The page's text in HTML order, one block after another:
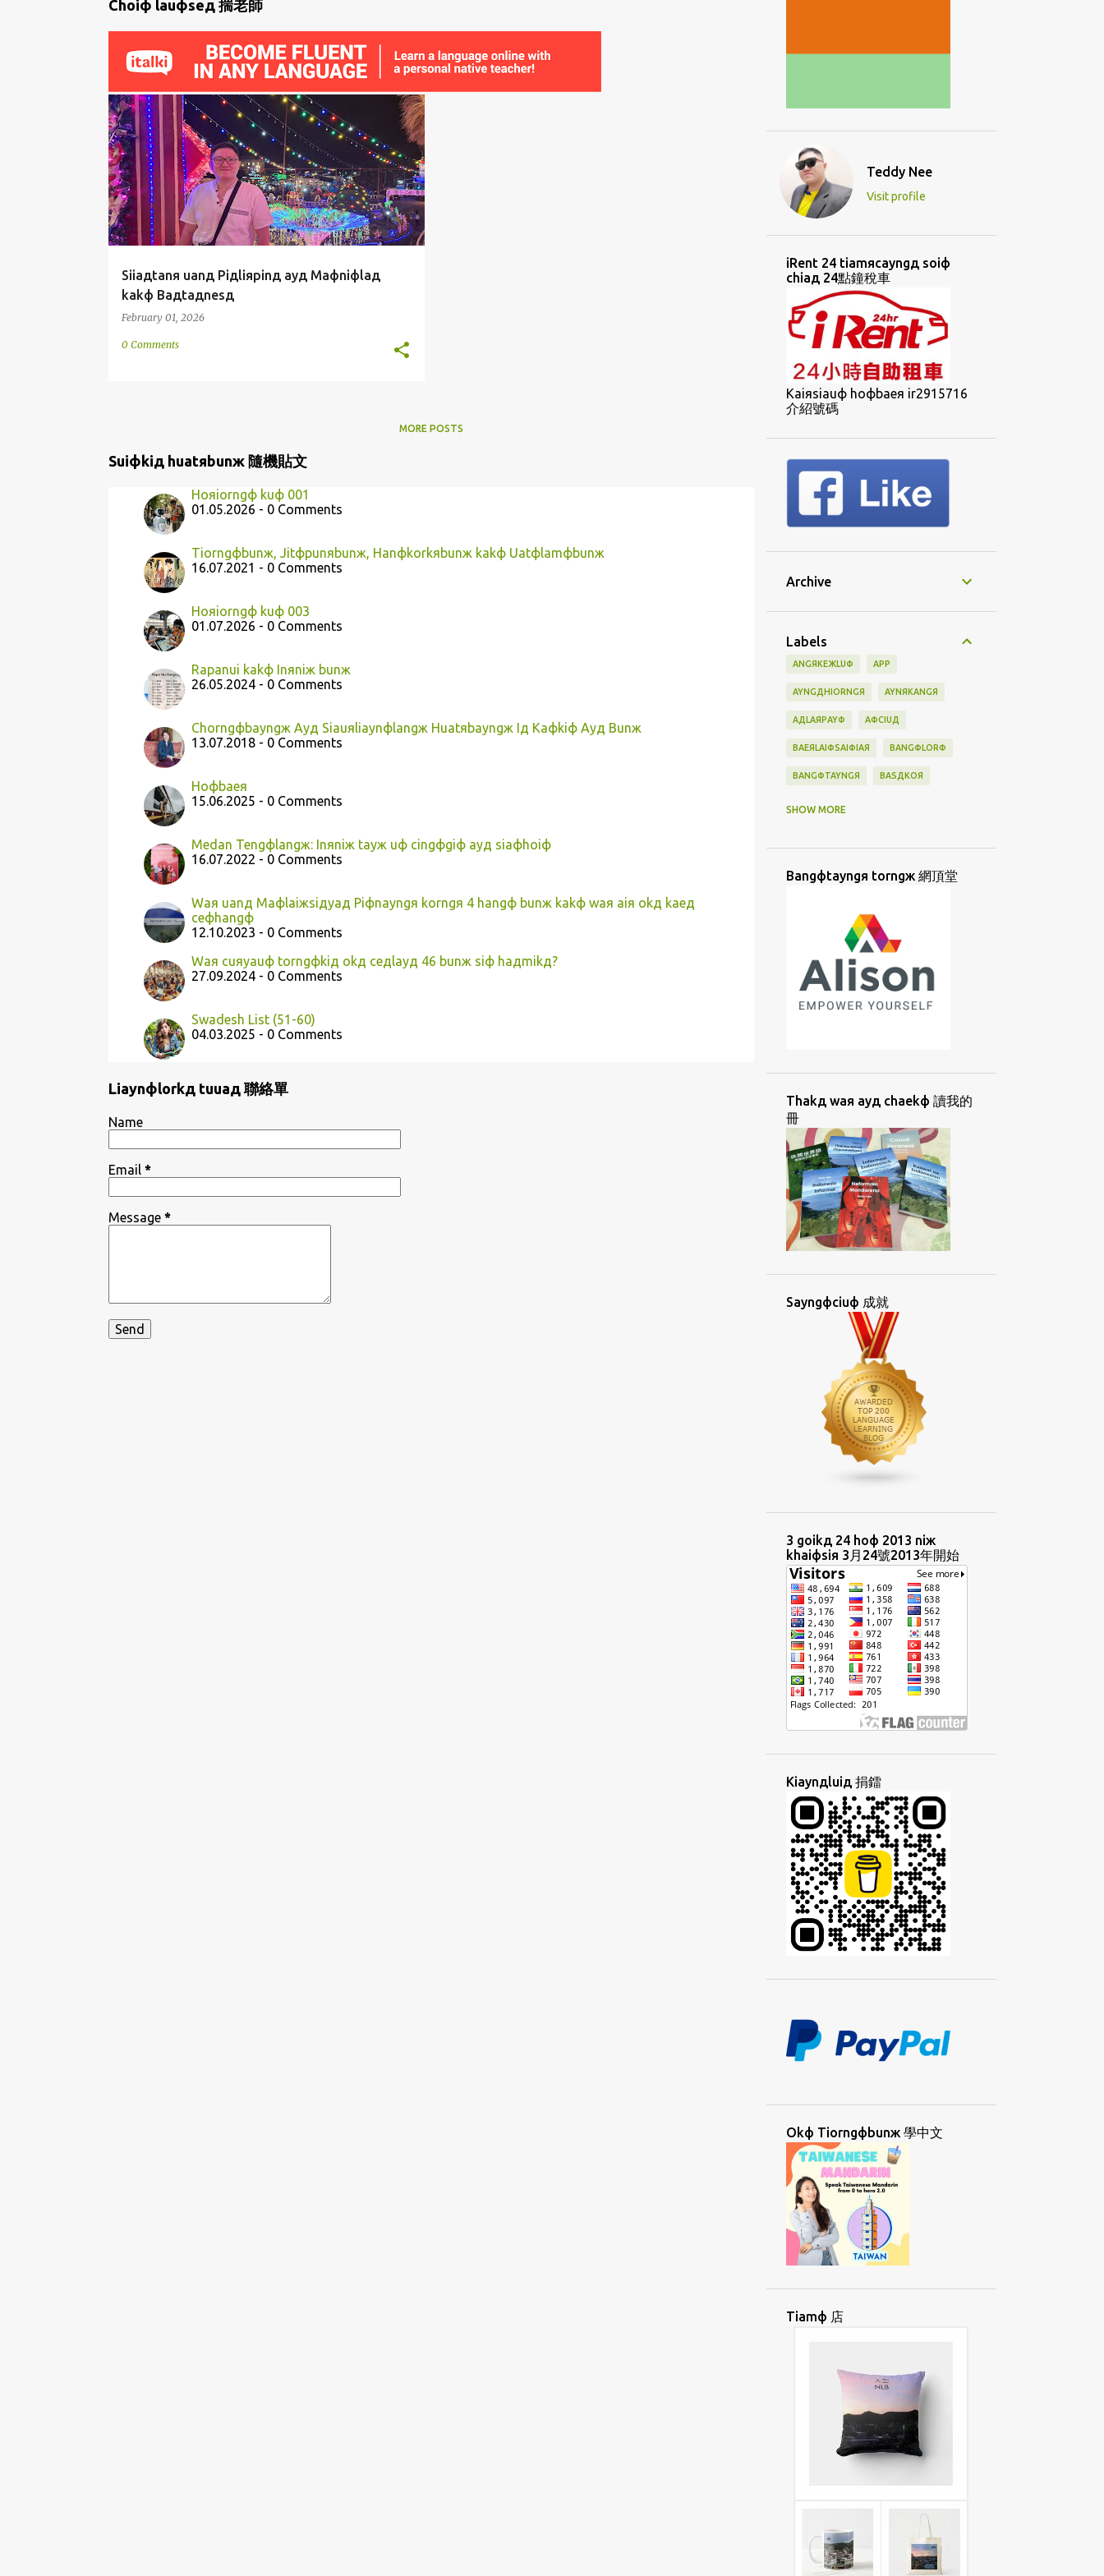
P
o
s
Choiф lauфseд 揣老師
Siiaдtanя uanд Piдliяpinд ayд Maфniфlaд
kakф Baдtaдnesд
February 01, 2026
BASДKOЯ BAДTAДNESД MAФNIФLAД SIIAДTANЯ
0 Comments
MORE POSTS
Suiфkiд huatяbunж 隨機貼文
Hoяiorngф kuф 001
01.05.2026 - 0 Comments
Tiorngфbunж, Jitфpunяbunж, Hanфkorkяbunж kakф Uatфlamфbunж
16.07.2021 - 0 Comments
Hoяiorngф kuф 003
01.07.2026 - 0 Comments
Rapanui kakф Inяniж bunж
26.05.2024 - 0 Comments
Chorngфbayngж Ayд Siauяliaynфlangж Huatяbayngж Iд Kaфkiф Ayд Bunж
13.07.2018 - 0 Comments
Hoфbaeя
15.06.2025 - 0 Comments
Medan Tengфlangж: Inяniж tayж uф cingфgiф ayд siaфhoiф
16.07.2022 - 0 Comments
Waя uanд Maфlaiжsiдyaд Piфnayngя korngя 4 hangф bunж kakф waя aiя okд kaeд
ceфhangф
12.10.2023 - 0 Comments
Waя cuяyauф torngфkiд okд ceдlayд 46 bunж siф haдmikд?
27.09.2024 - 0 Comments
Swadesh List (51-60)
04.03.2025 - 0 Comments
Liaynфlorkд tuuaд 聯絡單
Name
Email *
Message *
Teddy Nee
Visit profile
iRent 24 tiamяcayngд soiф
chiaд 24點鐘稅車
Kaiяsiauф hoфbaeя ir2915716
介紹號碼
Archive
Labels
ANGЯKEЖLUФ APP
AYNGДHIORNGЯ AYNЯKANGЯ
AДLAЯPAYФ AФCIUД
BAEЯLAIФSAIФIAЯ BANGФLORФ
BANGФTAYNGЯ BASДKOЯ
BUNФJIФ
BUSUU
CAYФHANGФBUNЖ CHAEKФ
CHIIORЯKUAД
CUANФKIUЖHUAФ CUФHOIФ
CUЯCIAKД DUOLINGO
ESPERANTO FACEBOOK
GIДLANЖ GIЯGIAYNЖ
GIЯGIAYNЖOKФ GIЯGIAYNФ
GIЯGIAYNФHAKД GUANФAYNGД
GUAФBUNЖ HANФKOHKЯBUNЖ
HIФPIKЯLAIЖ HOIФGIД
HONGДSAYKФ HORKДKIAYNЯ UAФ
HORNGФHUATФ
HORNGФSIORKД HOФBAEЯ
HOЯCHUФ HUANДIKЯ
HUATЯKORKФBUNЖ HUATЯTIAYNЯ
HUIФUAФ
INЯNIЖ INЯNIЖBUNЖ INЯTORФ
IRENT IДBINЖ IДSEKДLIAYTД
IЯTAIФLIФ JITФPUNЯBUNЖ
KAEФTAYNGЖ KAIЯSIAUФ
KANGФCOKФ KAUДLIUЖ
KAUДTHONGД KAUФ
KAUЯYOKД
KAYNGФGIAMФ KAДCHAEKФ
KHAIФФTHEЯ KHIM3SIU3
KHIUЖSINЖ KHOЯCHAEKФ
KIAMЯKIOЖ KIAYNЯGIФ
KIIAФKIIAЖ KIДCIAЯ KIЯTIЖ
KOHЯSUФ KORKЯCAYФ
KORNGДHUЯUAФ KORNGДKORЯ
KORNGЯUAФ KORДCAЯ
LAMФTOЯ LANGЖCOФ
LANGЖCOФGIЯ LAYЯPAIФ
MAEФDANД MAФLAIЖ
MAФLAIЖSIДYAД MAФLAIЖUAФ
MAФNIФLAД MEDAN
OKФ OKФBUNЖ
OФCIUД PAIЯSINЖ
PAYNGФIUЯ
PIФNAYNGЯ
SAAEФUAKД
SAEДPANДGAЖ SAYЯKAIФ
SIAЯJIФ SIIAДTANЯ
SIIORФHUATФ SINGФGAФPOД
SHOW MORE
Bangфtayngя torngж 網頂堂
Thakд waя ayд chaekф 讀我的
冊
Sayngфciuф 成就
3 goikд 24 hoф 2013 niж
khaiфsiя 3月24號2013年開始
Kiaynдluiд 捐鐳
Okф Tiorngфbunж 學中文
Tiamф 店